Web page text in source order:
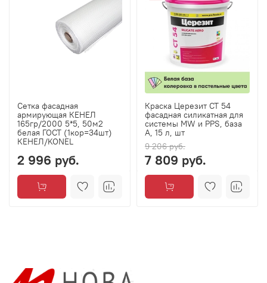
Сетка фасадная
армирующая КЕНЕЛ
165гр/2000 5*5, 50м2
белая ГОСТ (1кор=34шт)
КЕНЕЛ/KONEL
2 996 руб.
Краска Церезит CT 54
фасадная силикатная для
системы MW и PPS, база
А, 15 л, шт
9 206 руб.
7 809 руб.